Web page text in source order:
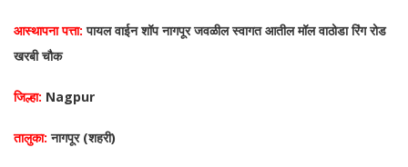
आस्थापना पत्ता: पायल वाईन शॉप नागपूर जवळील स्वागत आतील मॉल वाठोडा रिंग रोड
खरबी चौक
जिल्हा: Nagpur
तालुका: नागपूर (शहरी)